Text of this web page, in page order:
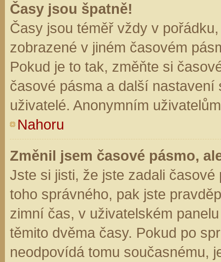
Časy jsou špatně!
Časy jsou téměř vždy v
zobrazené v jiném časovém
Pokud je to tak, změňte si
časové pásma a další
uživatelé. Anonymním
Nahoru
Změnil jsem časové pásmo,
Jste si jisti, že jste zadali
toho správného, pak jste
zimní čas, v uživatelském
těmito dvěma časy. Pokud po
neodpovídá tomu současnému,